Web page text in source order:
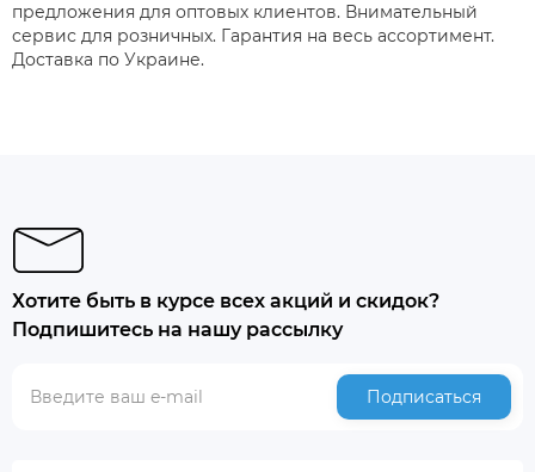
предложения для оптовых клиентов. Внимательный
сервис для розничных. Гарантия на весь ассортимент.
Доставка по Украине.
Хотите быть в курсе всех акций и скидок?
Подпишитесь на нашу рассылку
Подписаться